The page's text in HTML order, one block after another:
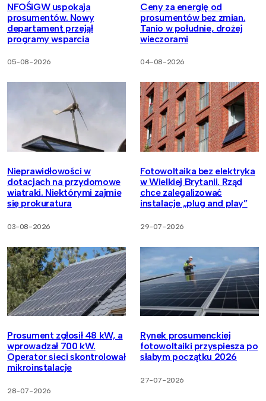
NFOŚiGW uspokaja
prosumentów. Nowy
departament przejął
programy wsparcia
05-08-2026
Ceny za energię od
prosumentów bez zmian.
Tanio w południe, drożej
wieczorami
04-08-2026
Nieprawidłowości w
dotacjach na przydomowe
wiatraki. Niektórymi zajmie
się prokuratura
03-08-2026
Fotowoltaika bez elektryka
w Wielkiej Brytanii. Rząd
chce zalegalizować
instalacje „plug and play”
29-07-2026
Prosument zgłosił 48 kW, a
wprowadzał 700 kW.
Operator sieci skontrolował
mikroinstalacje
28-07-2026
Rynek prosumenckiej
fotowoltaiki przyspiesza po
słabym początku 2026
27-07-2026